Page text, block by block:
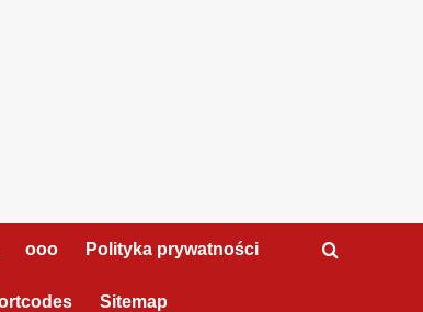
ooo Polityka prywatności
Sitemap